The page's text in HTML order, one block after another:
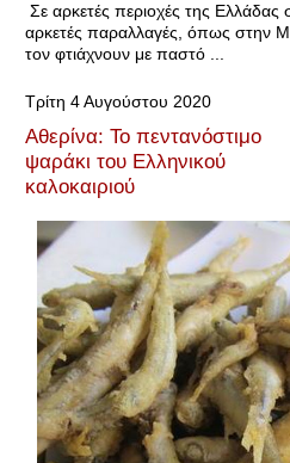
Σε αρκετές περιοχές της Ελλάδας
αρκετές παραλλαγές, όπως στην
τον φτιάχνουν με παστό ...
Τρίτη 4 Αυγούστου 2020
Αθερίνα: Το πεντανόστιμο
ψαράκι του Ελληνικού
καλοκαιριού